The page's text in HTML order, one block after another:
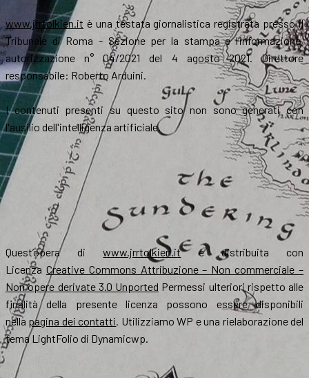
www.jrrtolkien.it è una testata giornalistica registrata presso il
Tribunale di Roma - Sezione per la stampa e l’informazione,
autorizzazione n° 04/2021 del 4 agosto 2021. Direttore
responsabile: Roberto Arduini.
I contenuti presenti su questo sito non sono generati con
l'ausilio dell'intelligenza artificiale.
Quest’opera diwww.jrrtolkien.itè distribuita con
Licenza Creative Commons Attribuzione – Non commerciale –
Non opere derivate 3.0 Unported Permessi ulteriori rispetto alle
finalità della presente licenza possono essere disponibili
nella pagina dei contatti. Utilizziamo WP e una rielaborazione del
tema LightFolio di Dynamicwp.